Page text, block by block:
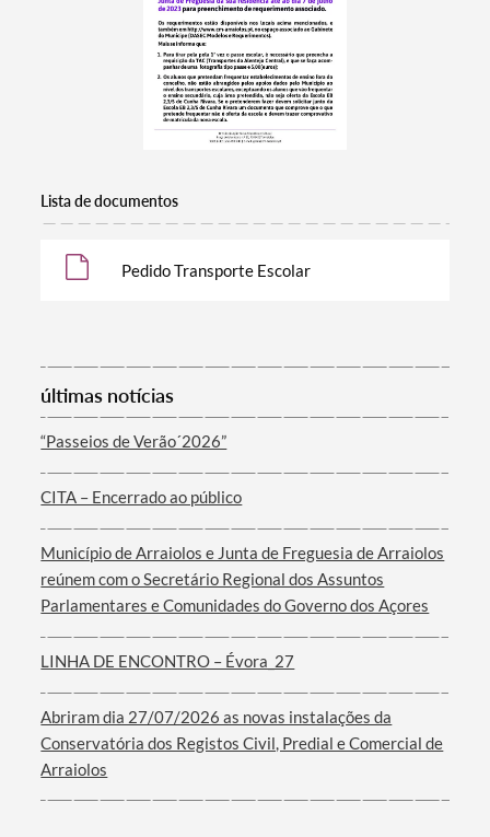
Termo de Pesquisa
Categorias gerais
Filtros
Lista de documentos
Pedido Transporte Escolar
últimas notícias
“Passeios de Verão´2026”
CITA – Encerrado ao público
Município de Arraiolos e Junta de Freguesia de Arraiolos
reúnem com o Secretário Regional dos Assuntos
Parlamentares e Comunidades do Governo dos Açores
LINHA DE ENCONTRO – Évora_27
Abriram dia 27/07/2026 as novas instalações da
Conservatória dos Registos Civil, Predial e Comercial de
Arraiolos